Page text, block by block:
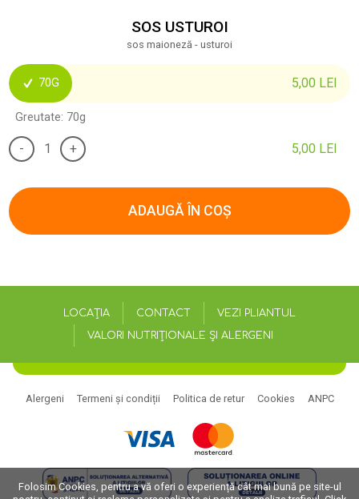
SOS USTUROI
sos maioneză - usturoi
70G 5,00 LEI
Greutate: 70g
- + 5,00 LEI
ADAUGĂ ÎN COȘ
LOCAȚIA CONTACT
VEZI PLIANTUL
VALORI NUTRIȚIONALE ȘI ALERGENI
Alergeni Termeni și condiții Politica de retur Cookies ANPC
Folosim Cookies, pentru a vă oferi o experiență cât mai bună pe site-ul